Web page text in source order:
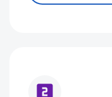
looks_two